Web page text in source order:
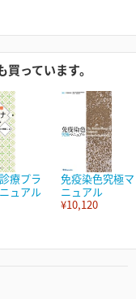
っています。
療プラ
ュアル
免疫染色究極マ
ニュアル
¥10,120